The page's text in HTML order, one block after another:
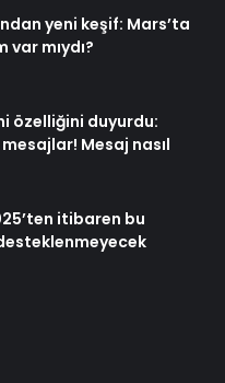
yeni keşif: Mars’ta
mıydı?
özelliğini duyurdu:
Mesaj nasıl
itibaren bu